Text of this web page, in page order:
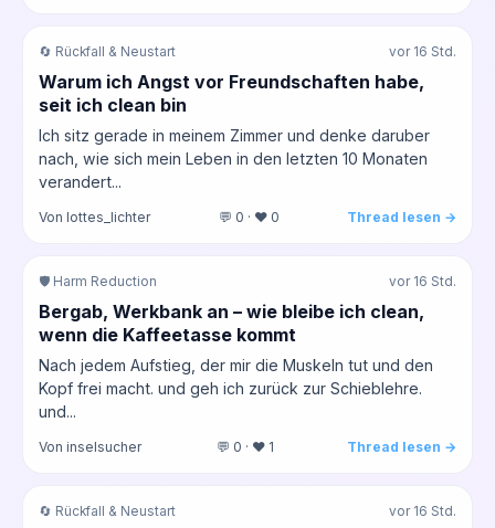
🔄 Rückfall & Neustart vor 16 Std.
Warum ich Angst vor Freundschaften habe,
seit ich clean bin
Ich sitz gerade in meinem Zimmer und denke daruber
nach, wie sich mein Leben in den letzten 10 Monaten
verandert...
Von lottes_lichter 💬 0 · ❤️ 0 Thread lesen →
🛡️ Harm Reduction vor 16 Std.
Bergab, Werkbank an – wie bleibe ich clean,
wenn die Kaffeetasse kommt
Nach jedem Aufstieg, der mir die Muskeln tut und den
Kopf frei macht. und geh ich zurück zur Schieblehre.
und...
Von inselsucher 💬 0 · ❤️ 1 Thread lesen →
🔄 Rückfall & Neustart vor 16 Std.